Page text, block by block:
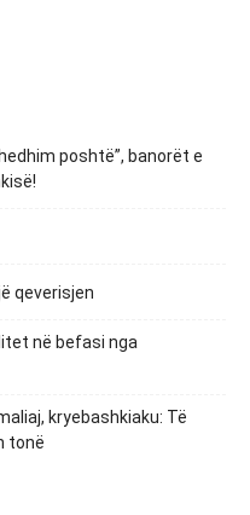
poshtë”, banorët e
qeverisjen
në befasi nga
kryebashkiaku: Të
tonë